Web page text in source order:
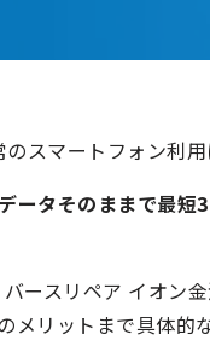
スマートフォン利用
データそのままで最
ースリペア イオン
メリットまで具体